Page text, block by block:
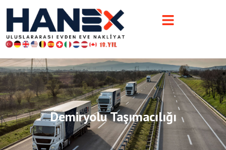
Demiryolu Taşımacılığı